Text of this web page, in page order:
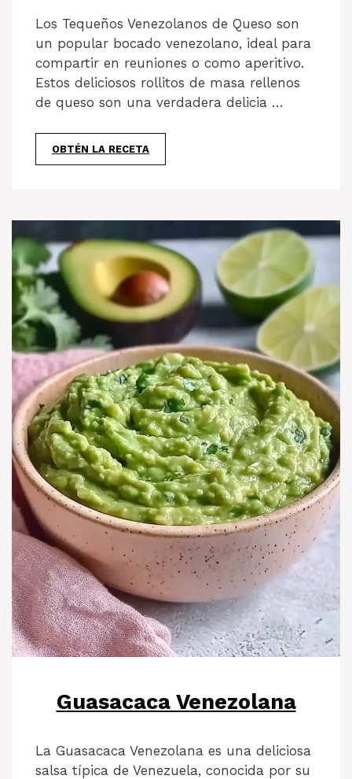
Los Tequeños Venezolanos de Queso son
un popular bocado venezolano, ideal para
compartir en reuniones o como aperitivo.
Estos deliciosos rollitos de masa rellenos
de queso son una verdadera delicia …
OBTÉN LA RECETA
Guasacaca Venezolana
La Guasacaca Venezolana es una deliciosa
salsa típica de Venezuela, conocida por su